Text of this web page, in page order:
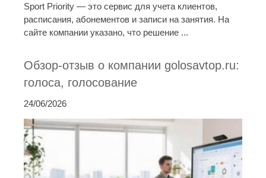
Sport Priority — это сервис для учета клиентов,
расписания, абонементов и записи на занятия. На
сайте компании указано, что решение ...
Обзор-отзыв о компании golosavtop.ru:
голоса, голосование
24/06/2026